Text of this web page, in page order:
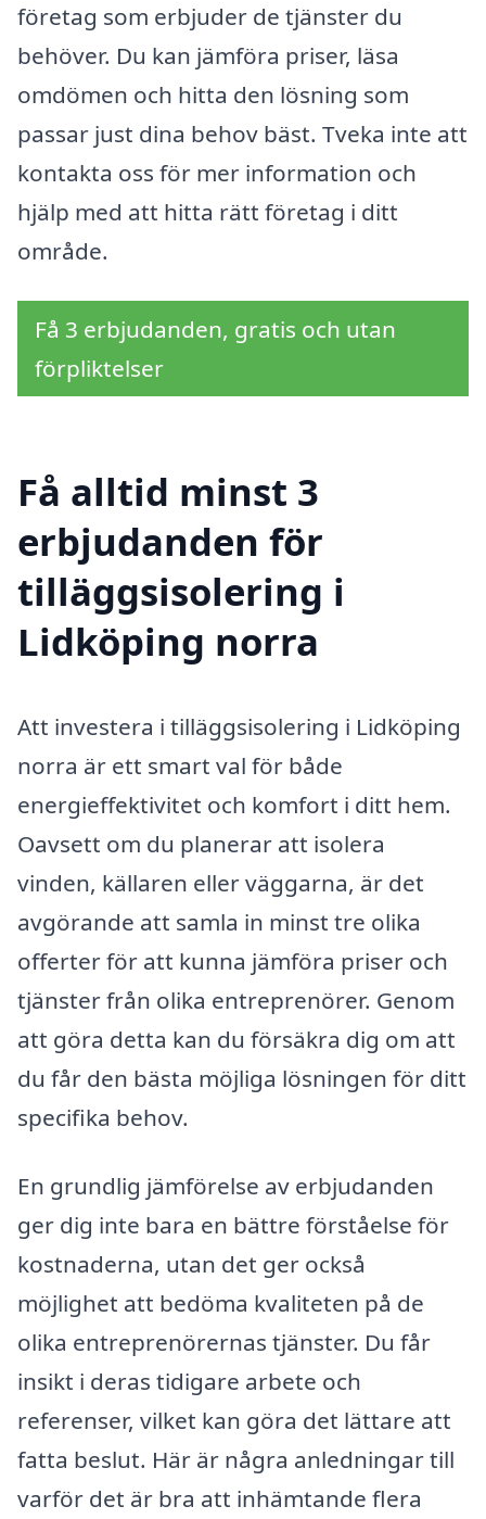
företag som erbjuder de tjänster du
behöver. Du kan jämföra priser, läsa
omdömen och hitta den lösning som
passar just dina behov bäst. Tveka inte att
kontakta oss för mer information och
hjälp med att hitta rätt företag i ditt
område.
Få 3 erbjudanden, gratis och utan
förpliktelser
Få alltid minst 3
erbjudanden för
tilläggsisolering i
Lidköping norra
Att investera i tilläggsisolering i Lidköping
norra är ett smart val för både
energieffektivitet och komfort i ditt hem.
Oavsett om du planerar att isolera
vinden, källaren eller väggarna, är det
avgörande att samla in minst tre olika
offerter för att kunna jämföra priser och
tjänster från olika entreprenörer. Genom
att göra detta kan du försäkra dig om att
du får den bästa möjliga lösningen för ditt
specifika behov.
En grundlig jämförelse av erbjudanden
ger dig inte bara en bättre förståelse för
kostnaderna, utan det ger också
möjlighet att bedöma kvaliteten på de
olika entreprenörernas tjänster. Du får
insikt i deras tidigare arbete och
referenser, vilket kan göra det lättare att
fatta beslut. Här är några anledningar till
varför det är bra att inhämtande flera